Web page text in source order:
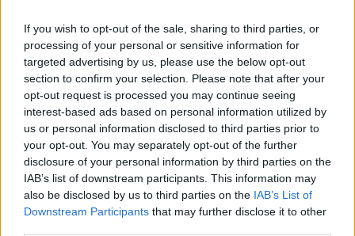
If you wish to opt-out of the sale, sharing to third parties, or
processing of your personal or sensitive information for
targeted advertising by us, please use the below opt-out
section to confirm your selection. Please note that after your
opt-out request is processed you may continue seeing
interest-based ads based on personal information utilized by
us or personal information disclosed to third parties prior to
your opt-out. You may separately opt-out of the further
disclosure of your personal information by third parties on the
IAB’s list of downstream participants. This information may
also be disclosed by us to third parties on the IAB’s List of
Downstream Participants that may further disclose it to other
Gurpea y el Palma Futsal se verán las caras en Anaitasuna
(20:30horas), el D-Link Zaragoza y FC Barcelona Lassa
harán lo propio en el Pabellón Siglo XXI (20:45), mientras
que el duelo de recién ascendidos se producirá en la Pista
Azul del Esperanza Lag con el duelo entre el Elche CF
Alberola y el CD UMA Antequera (21:00h). Además, el
viernes dejará un atractivo derbi murciano entre el Jumilla
Bodegas Carchelo y ElPozo Murcia, subcampeón la
pasada temporada.